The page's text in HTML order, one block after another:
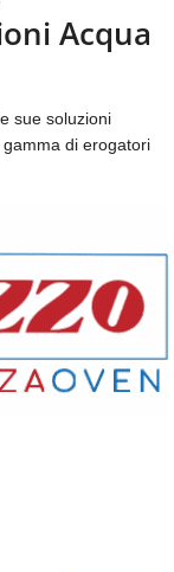
Acqua
sue soluzioni
di erogatori